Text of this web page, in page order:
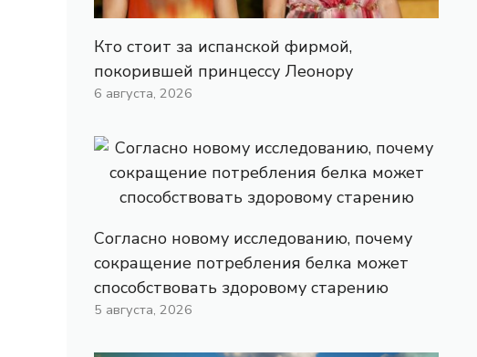
Кто стоит за испанской фирмой,
покорившей принцессу Леонору
6 августа, 2026
Согласно новому исследованию, почему
сокращение потребления белка может
способствовать здоровому старению
5 августа, 2026